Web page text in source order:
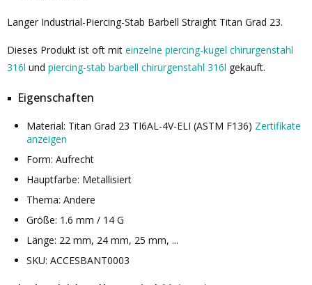
Langer Industrial-Piercing-Stab Barbell Straight Titan Grad 23.
Dieses Produkt ist oft mit einzelne piercing-kugel chirurgenstahl
316l und piercing-stab barbell chirurgenstahl 316l gekauft.
Eigenschaften
Material: Titan Grad 23 TI6AL-4V-ELI (ASTM F136) Zertifikate
anzeigen
Form: Aufrecht
Hauptfarbe: Metallisiert
Thema: Andere
Größe: 1.6 mm / 14 G
Länge: 22 mm, 24 mm, 25 mm, ...
SKU: ACCESBANT0003